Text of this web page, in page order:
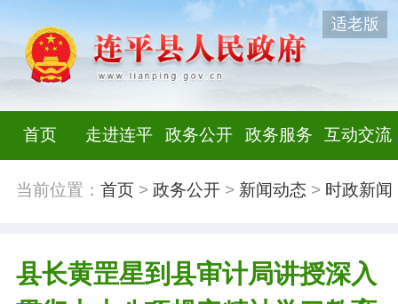
适老版
首页 走进连平 政务公开 政务服务 互动交流
当前位置： 首页> 政务公开> 新闻动态 > 时政新闻
县长黄罡星到县审计局讲授深入